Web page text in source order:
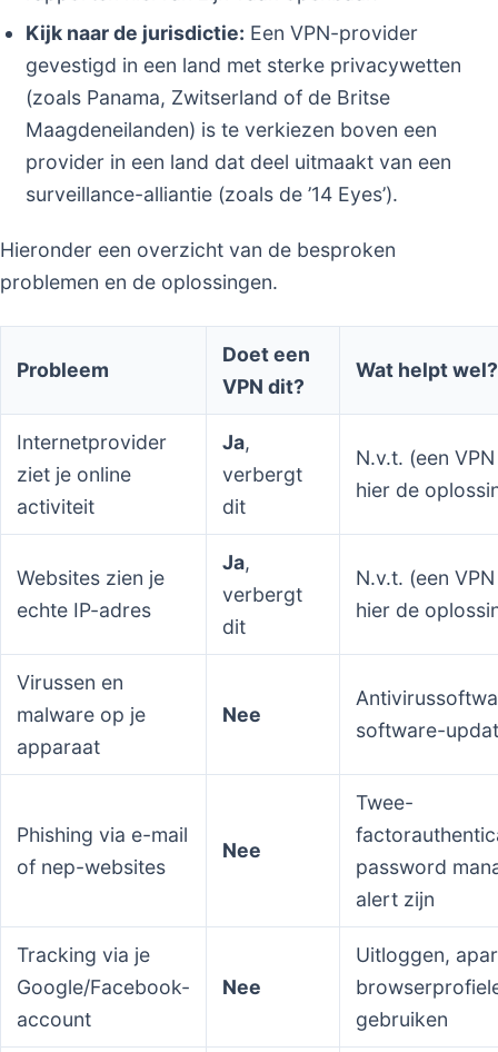
Kijk naar de jurisdictie: Een VPN-provider
gevestigd in een land met sterke privacywetten
(zoals Panama, Zwitserland of de Britse
Maagdeneilanden) is te verkiezen boven een
provider in een land dat deel uitmaakt van een
surveillance-alliantie (zoals de ’14 Eyes’).
Hieronder een overzicht van de besproken
problemen en de oplossingen.
Probleem
Doet een
VPN dit?
Wat helpt wel?
Internetprovider
ziet je online
activiteit
Ja,
verbergt
dit
N.v.t. (een
hier de
Websites zien je
echte IP-adres
Ja,
verbergt
dit
N.v.t. (een
hier de
Virussen en
malware op je
apparaat
Nee
software-
Phishing via e-mail
of nep-websites
Nee
Twee-
password
alert zijn
Tracking via je
Google/Facebook-
account
Nee
Uitloggen,
gebruiken